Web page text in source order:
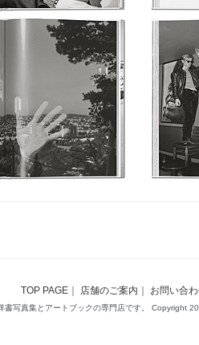
TOP PAGE 店舗のご案内 お問い合
書写真集とアートブックの専門店です。 Copyright